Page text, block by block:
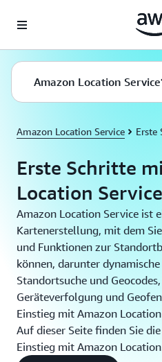
Überspringen zum Hauptinhalt
Amazon Location Service
Amazon Location Service Erste
Erste Schritte
Location
Amazon Location Service ist
Kartenerstellung, mit dem
und Funktionen zur
können, darunter
Standortsuche und
Geräteverfolgung und
Einstieg mit Amazon
Auf dieser Seite finden Sie
Einstieg mit Amazon